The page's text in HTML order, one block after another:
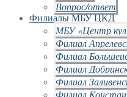
Вопрос/ответ
Филиалы МБУ ЦКД
МБУ «Центр
Филиал
Филиал
Филиал
Филиал